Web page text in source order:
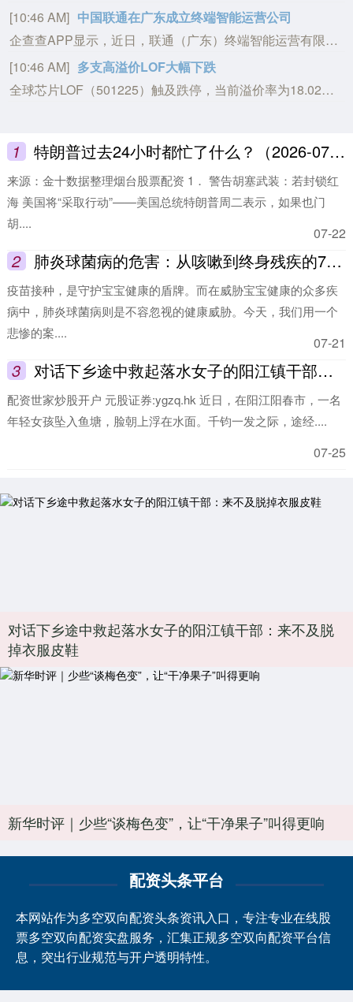
[10:43 AM]
据润邦股份消息，近日，子公司润邦海洋第七艘SPP40平台供应船顺利完成上船台作业，正式迈入船台总段合拢、全船搭载攻坚的关键阶段。上船台是船舶建造过程中承前启后的核心节点，标志着船体分段建造工作圆满收官，意味着项目全面转入总装搭载施工新阶段。
[10:41 AM] 水泥概念震荡反弹，西藏天路涨停
水泥概念震荡反弹，西藏天路涨停，冀衡医药、海南瑞泽、红宝丽、鄂尔多斯、福建水泥、四方新材等跟涨。
1 特朗普过去24小时都忙了什么？（2026-07-22）
07-22
来源：金十数据整理烟台股票配资 1． 警告胡塞武装：若封锁红
海 美国将“采取行动”——美国总统特朗普周二表示，如果也门
胡....
2 肺炎球菌病的危害：从咳嗽到终身残疾的72小时
07-21
疫苗接种，是守护宝宝健康的盾牌。而在威胁宝宝健康的众多疾
病中，肺炎球菌病则是不容忽视的健康威胁。今天，我们用一个
悲惨的案....
3 对话下乡途中救起落水女子的阳江镇干部：来不及脱掉衣服皮鞋
07-25
配资世家炒股开户 元股证券:ygzq.hk 近日，在阳江阳春市，一名
年轻女孩坠入鱼塘，脸朝上浮在水面。千钧一发之际，途经....
对话下乡途中救起落水女子的阳江镇干部：来不及脱
掉衣服皮鞋
新华时评｜少些“谈梅色变”，让“干净果子”叫得更响
配资头条平台
本网站作为多空双向配资头条资讯入口，专注专业在线股
票多空双向配资实盘服务，汇集正规多空双向配资平台信
息，突出行业规范与开户透明特性。